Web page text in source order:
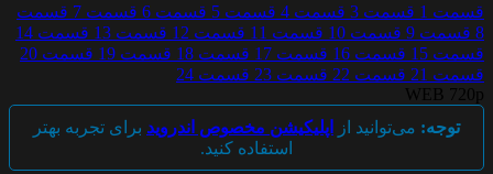
قسمت 1 قسمت 3 قسمت 4 قسمت 5 قسمت 6 قسمت 7
قسمت
8 قسمت 9 قسمت 10 قسمت 11 قسمت 12 قسمت 13
قسمت 14
قسمت 15
قسمت 16 قسمت 17 قسمت 18 قسمت 19
قسمت 20
قسمت 21
قسمت 22 قسمت 23
قسمت 24
WEB 720p
توجه: می‌توانید از اپلیکیشن مخصوص اندروید برای تجربه بهتر
استفاده کنید.